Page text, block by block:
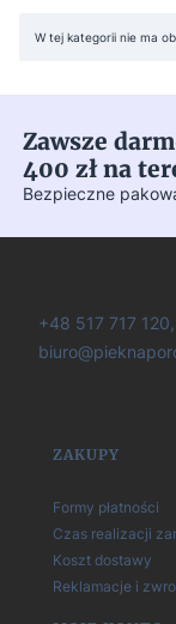
Lista
W tej kategorii nie ma
Zawsze
400 zł na
Bezpieczne
+48 517 717
Linki w
ZAKUPY
Formy płatności
Czas realizacji
Koszt dostawy
Reklamacje i